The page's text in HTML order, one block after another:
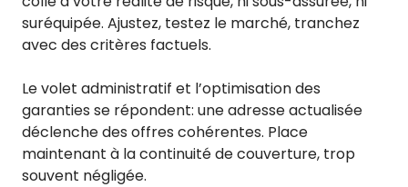
suréquipée. Ajustez, testez le marché, tranchez
avec des critères factuels.
Le volet administratif et l’optimisation des
garanties se répondent: une adresse actualisée
déclenche des offres cohérentes. Place
maintenant à la continuité de couverture, trop
souvent négligée.